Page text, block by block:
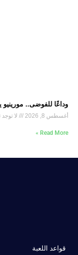
وداعًا للفوضى.. مورينيو
أغسطس 8, 2026 لا
Read More »
قواعد اللعبة